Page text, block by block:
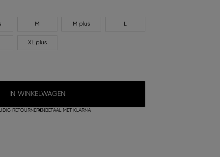
M M plus L
XL plus
IN WINKELWAGEN
RETOURNEREN BETAAL MET KLARNA